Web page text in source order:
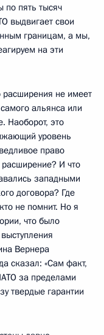
по пять тысяч
выдвигает свои
границам, а мы,
на эти
расширения не имеет
альянса или
Наоборот, это
уровень
право
расширение? И что
западными
договора? Где
не помнит. Но я
что было
Вернера
сказал: «Сам факт,
за пределами
твердые гарантии